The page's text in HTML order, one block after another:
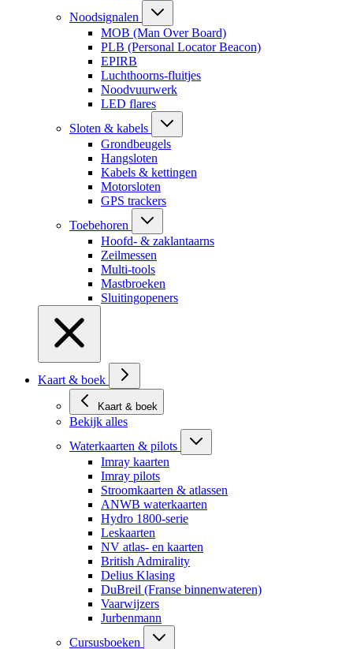
Noodsignalen
MOB (Man Over Board)
PLB (Personal Locator Beacon)
EPIRB
Luchthoorns-fluitjes
Noodvuurwerk
LED flares
Sloten & kabels
Grondbeugels
Hangsloten
Kabels & kettingen
Motorsloten
GPS trackers
Toebehoren
Hoofd- & zaklantaarns
Zeilmessen
Multi-tools
Mastbroeken
Sluitingopeners
Kaart & boek
Kaart & boek
Bekijk alles
Waterkaarten & pilots
Imray kaarten
Imray pilots
Stroomkaarten & atlassen
ANWB waterkaarten
Hydro 1800-serie
Leskaarten
NV atlas- en kaarten
British Admirality
Delius Klasing
DuBreil (Franse binnenwateren)
Vaarwijzers
Jurbenmann
Cursusboeken